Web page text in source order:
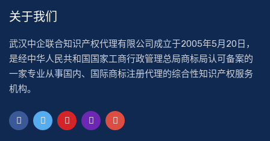
关于我们
武汉中企联合知识产权代理有限公司成立于2005年5月20日，
是经中华人民共和国国家工商行政管理总局商标局认可备案的
一家专业从事国内、国际商标注册代理的综合性知识产权服务
机构。